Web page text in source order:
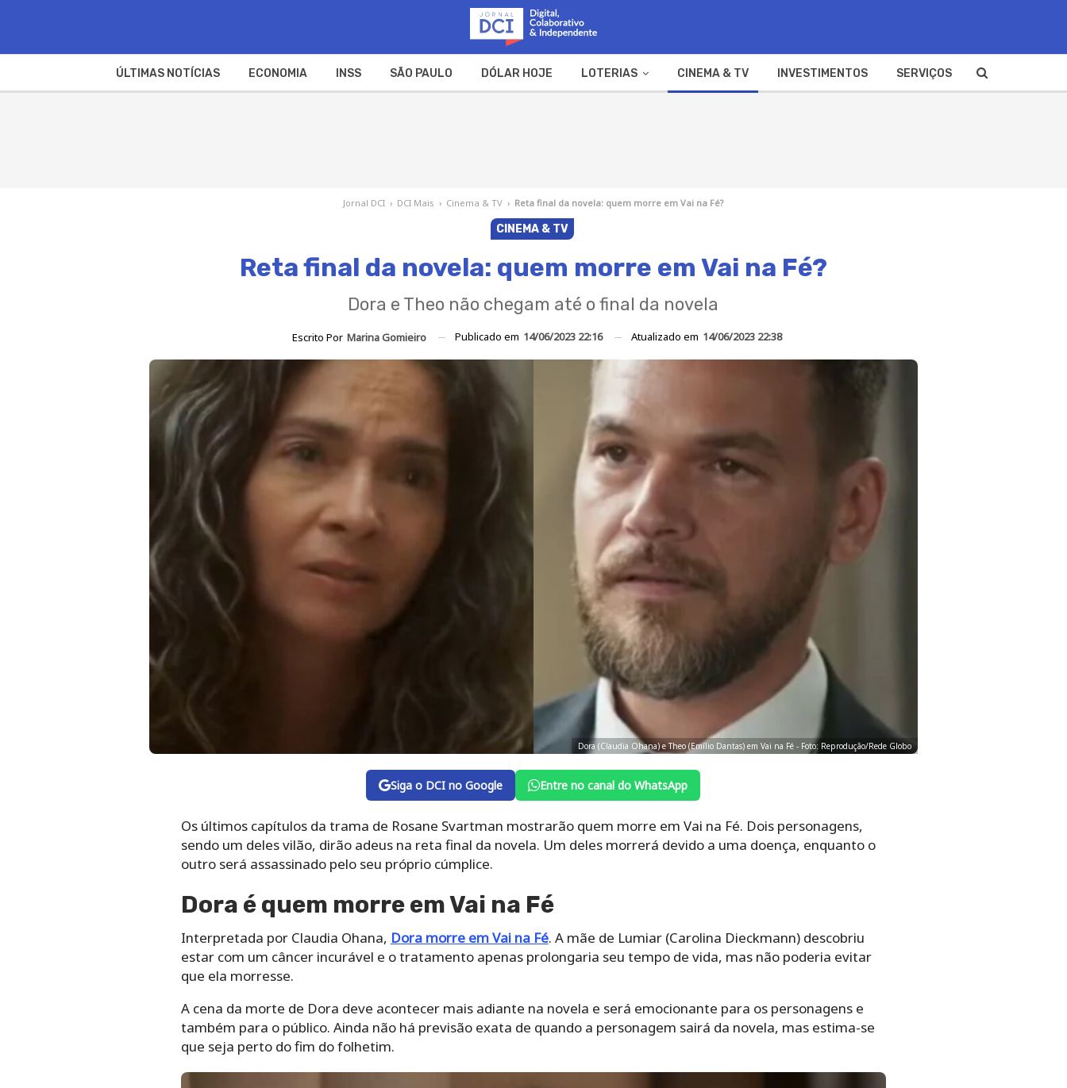
ÚLTIMAS NOTÍCIAS ECONOMIA INSS SÃO PAULO DÓLAR HOJE LOTERIAS CINEMA & TV INVESTIMENTOS SERVIÇOS
Jornal DCI › DCI Mais › Cinema & TV › Reta final da novela: quem morre em Vai na Fé?
CINEMA & TV
Reta final da novela: quem morre em Vai na Fé?
Dora e Theo não chegam até o final da novela
Escrito Por Marina Gomieiro Publicado em 14/06/2023 22:16 Atualizado em 14/06/2023 22:38
Dora (Claudia Ohana) e Theo (Emílio Dantas) em Vai na Fé - Foto: Reprodução/Rede Globo
Siga o DCI no Google Entre no canal do WhatsApp
Os últimos capítulos da trama de Rosane Svartman mostrarão quem morre em Vai na Fé. Dois personagens,
sendo um deles vilão, dirão adeus na reta final da novela. Um deles morrerá devido a uma doença, enquanto o
outro será assassinado pelo seu próprio cúmplice.
Dora é quem morre em Vai na Fé
Interpretada por Claudia Ohana, Dora morre em Vai na Fé. A mãe de Lumiar (Carolina Dieckmann) descobriu
estar com um câncer incurável e o tratamento apenas prolongaria seu tempo de vida, mas não poderia evitar
que ela morresse.
A cena da morte de Dora deve acontecer mais adiante na novela e será emocionante para os personagens e
também para o público. Ainda não há previsão exata de quando a personagem sairá da novela, mas estima-se
que seja perto do fim do folhetim.